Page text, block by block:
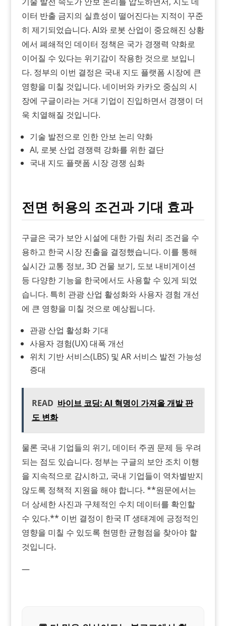
이터 반출 금지의 실효성이 떨어진다는 지적이 꾸준
히 제기되었습니다. AI와 로봇 산업이 중요해진 상황
에서 폐쇄적인 데이터 정책은 국가 경쟁력 약화로
이어질 수 있다는 위기감이 작용한 것으로 보입니
다. 정부의 이번 결정은 국내 지도 플랫폼 시장에 큰
영향을 미칠 것입니다. 네이버와 카카오 중심의 시
장에 구글이라는 거대 기업이 진입하면서 경쟁이 더
욱 치열해질 것입니다.
기술 발전으로 인한 안보 논리 약화
AI, 로봇 산업 경쟁력 강화를 위한 결단
국내 지도 플랫폼 시장 경쟁 심화
전면 허용의 조건과 기대 효과
구글은 국가 보안 시설에 대한 가림 처리 조건을 수
용하고 한국 시장 진출을 결정했습니다. 이를 통해
실시간 교통 정보, 3D 건물 보기, 도보 내비게이션
등 다양한 기능을 한국에서도 사용할 수 있게 되었
습니다. 특히 관광 산업 활성화와 사용자 경험 개선
에 큰 영향을 미칠 것으로 예상됩니다.
관광 산업 활성화 기대
사용자 경험(UX) 대폭 개선
위치 기반 서비스(LBS) 및 AR 서비스 발전 가능성
증대
READ 바이브 코딩: AI 혁명이 가져올 개발 판
도 변화
물론 국내 기업들의 위기, 데이터 주권 문제 등 우려
되는 점도 있습니다. 정부는 구글의 보안 조치 이행
을 지속적으로 감시하고, 국내 기업들이 역차별받지
않도록 정책적 지원을 해야 합니다. **원문에서는
더 상세한 사진과 구체적인 수치 데이터를 확인할
수 있다.** 이번 결정이 한국 IT 생태계에 긍정적인
영향을 미칠 수 있도록 현명한 균형점을 찾아야 할
것입니다.
—